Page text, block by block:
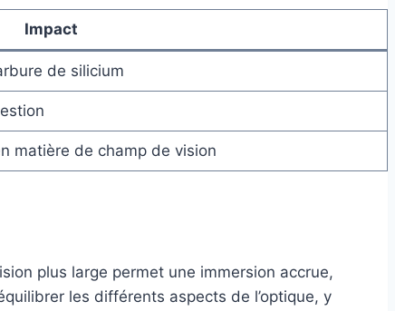
Impact
de silicium
matière de champ de vision
plus large permet une immersion accrue,
les différents aspects de l’optique, y